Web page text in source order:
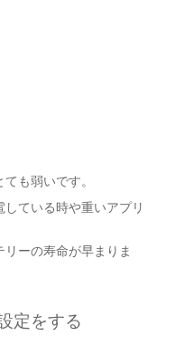
も弱いです。
ている時や重いアプリ
ーの寿命が早まりま
定をする